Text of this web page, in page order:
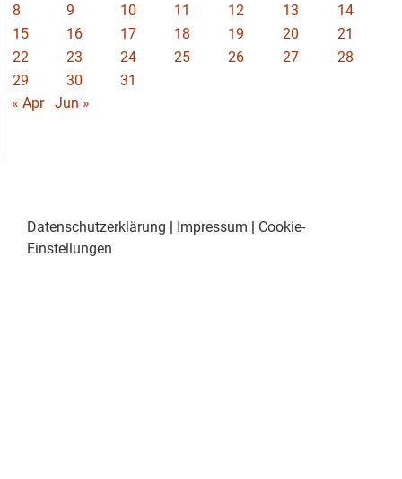
8
9 10 11 12 13
14
15
16 17 18 19 20
21
22
23 24 25 26 27
28
29
30
31
« Apr
Jun »
Datenschutzerklärung | Impressum | Cookie-
Einstellungen